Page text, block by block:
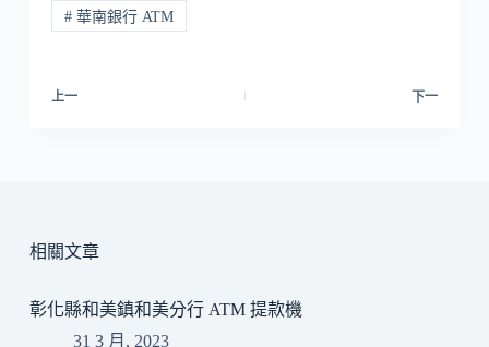
#華南銀行 ATM
上一 下一
相關文章
彰化縣和美鎮和美分行 ATM 提款機
31 3 月, 2023